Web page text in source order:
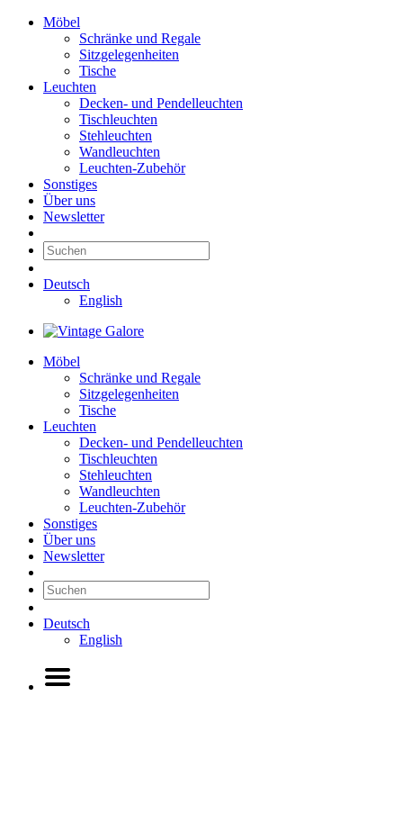
Möbel
Schränke und Regale
Sitzgelegenheiten
Tische
Leuchten
Decken- und Pendelleuchten
Tischleuchten
Stehleuchten
Wandleuchten
Leuchten-Zubehör
Sonstiges
Über uns
Newsletter
Deutsch
English
Möbel
Schränke und Regale
Sitzgelegenheiten
Tische
Leuchten
Decken- und Pendelleuchten
Tischleuchten
Stehleuchten
Wandleuchten
Leuchten-Zubehör
Sonstiges
Über uns
Newsletter
Deutsch
English